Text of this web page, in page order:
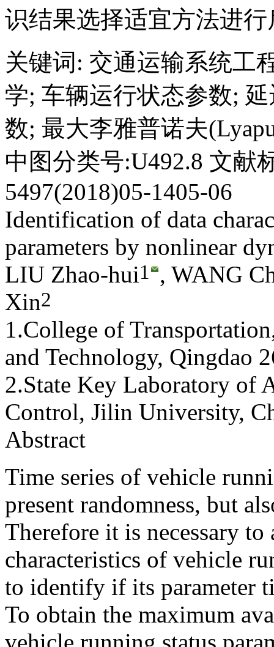
识结果选择适宜方法进
关键词 : 交通运输系统工
学; 车辆运行状态参数;
数; 最大李雅普诺夫
中图分类号:U492.8 文献
5497(2018)05-1405-06
Identification of data
parameters by nonlinear
LIU Zhao-hui1
, WANG
Xin2
1.College of
and Technology, Qingdao
2.State Key Laboratory of
Control, Jilin University,
Abstract
Time series of vehicle
present randomness, but
Therefore it is necessary
characteristics of vehicle
to identify if its parameter
To obtain the maximum